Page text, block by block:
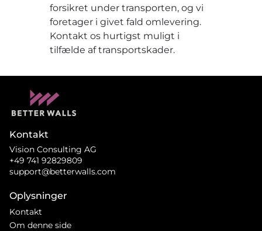
forsikret under transporten, og vi
foretager i givet fald omlevering.
Kontakt os hurtigst muligt i
tilfælde af transportskader.
Kontakt
Vision Consulting AG
+49 741 92829809
support@betterwalls.com
Oplysninger
Kontakt
Om denne side